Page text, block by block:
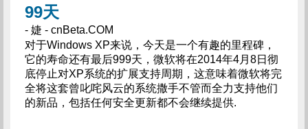
99天
- 婕 - cnBeta.COM
对于Windows XP来说，今天是一个有趣的里程碑，
它的寿命还有最后999天，微软将在2014年4月8日彻
底停止对XP系统的扩展支持周期，这意味着微软将完
全将这套曾叱咤风云的系统撒手不管而全力支持他们
的新品，包括任何安全更新都不会继续提供.